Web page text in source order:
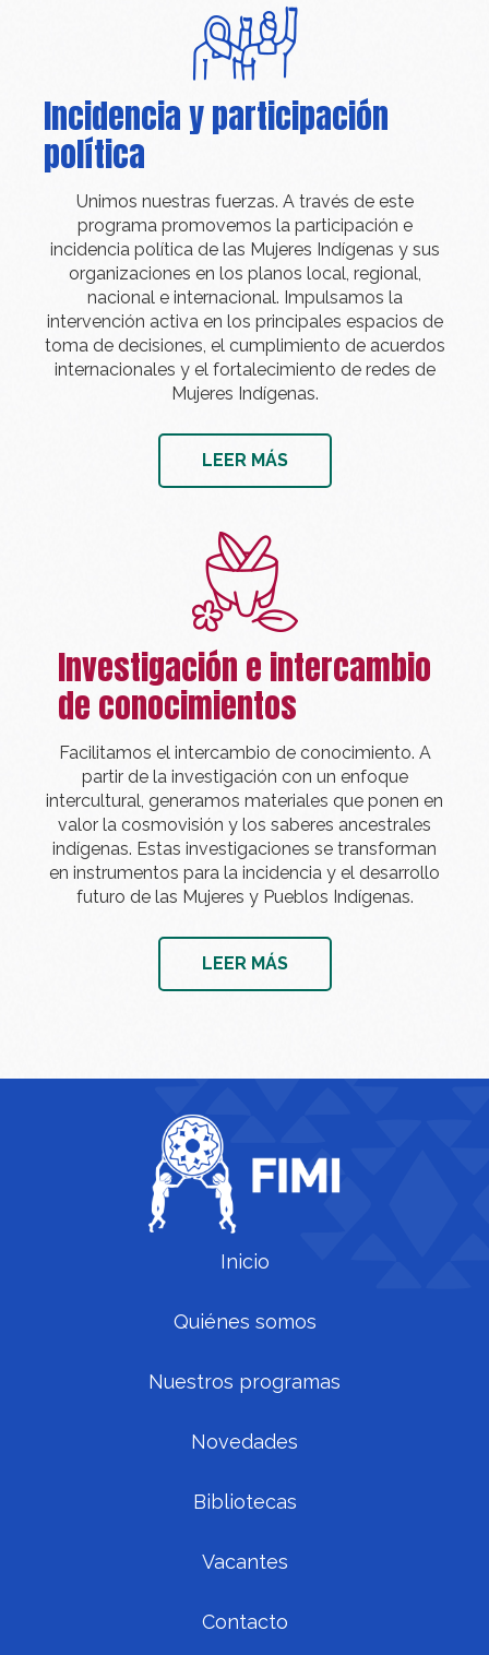
Incidencia y participación
política
Unimos nuestras fuerzas. A través de este
programa promovemos la participación e
incidencia política de las Mujeres Indígenas y sus
organizaciones en los planos local, regional,
nacional e internacional. Impulsamos la
intervención activa en los principales espacios de
toma de decisiones, el cumplimiento de acuerdos
internacionales y el fortalecimiento de redes de
Mujeres Indígenas.
LEER MÁS
Investigación e intercambio
de conocimientos
Facilitamos el intercambio de conocimiento. A
partir de la investigación con un enfoque
intercultural, generamos materiales que ponen en
valor la cosmovisión y los saberes ancestrales
indígenas. Estas investigaciones se transforman
en instrumentos para la incidencia y el desarrollo
futuro de las Mujeres y Pueblos Indígenas.
LEER MÁS
Inicio
Quiénes somos
Nuestros programas
Novedades
Bibliotecas
Vacantes
Contacto